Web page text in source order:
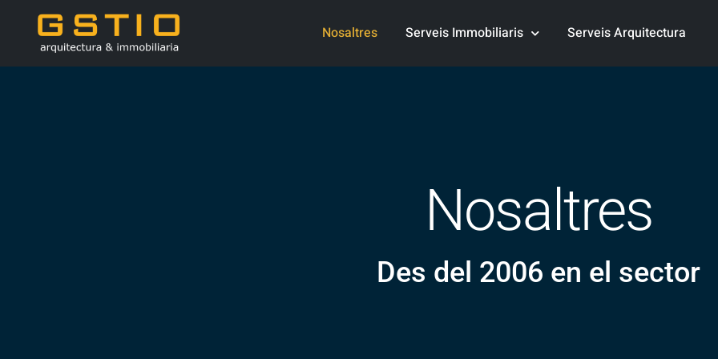
Nosaltres Serveis Immobiliaris Serveis Arquitectura
Nosaltres
Des del 2006 en el sector